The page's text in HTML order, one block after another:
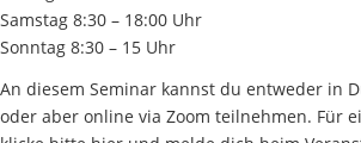
Samstag 8:30 – 18:00 Uhr
Sonntag 8:30 – 15 Uhr
An diesem Seminar kannst du entweder in
oder aber online via Zoom teilnehmen. Für